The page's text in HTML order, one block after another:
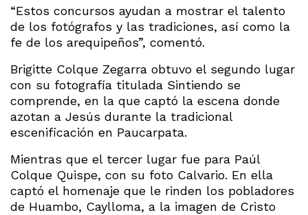
“Estos concursos ayudan a mostrar el talento
de los fotógrafos y las tradiciones, así como la
fe de los arequipeños”, comentó.
Brigitte Colque Zegarra obtuvo el segundo lugar
con su fotografía titulada Sintiendo se
comprende, en la que captó la escena donde
azotan a Jesús durante la tradicional
escenificación en Paucarpata.
Mientras que el tercer lugar fue para Paúl
Colque Quispe, con su foto Calvario. En ella
captó el homenaje que le rinden los pobladores
de Huambo, Caylloma, a la imagen de Cristo